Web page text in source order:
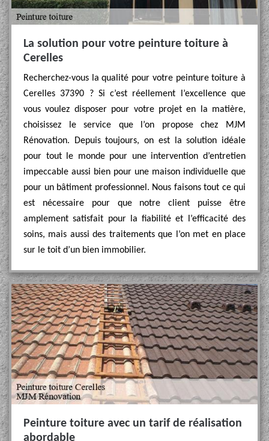
La solution pour votre peinture toiture à
Cerelles
Recherchez-vous la qualité pour votre peinture toiture à
Cerelles 37390 ? Si c’est réellement l’excellence que
vous voulez disposer pour votre projet en la matière,
choisissez le service que l’on propose chez MJM
Rénovation. Depuis toujours, on est la solution idéale
pour tout le monde pour une intervention d’entretien
impeccable aussi bien pour une maison individuelle que
pour un bâtiment professionnel. Nous faisons tout ce qui
est nécessaire pour que notre client puisse être
amplement satisfait pour la fiabilité et l’efficacité des
soins, mais aussi des traitements que l’on met en place
sur le toit d’un bien immobilier.
Peinture toiture avec un tarif de réalisation
abordable